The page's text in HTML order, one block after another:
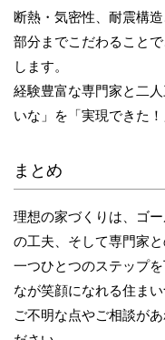
断熱・気密性、耐震構
部分までこだわること
します。
経験豊富な専門家と二
いな」を「実現できた
まとめ
理想の家づくりは、ゴ
の工夫、そして専門家
一つひとつのステップ
なが笑顔になれる住まい
ご不明な点やご相談が